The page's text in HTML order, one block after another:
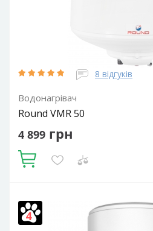
8 відгуків
Водонагрівач
Round VMR 50
4 899 грн
Купити
Мокрий
Потужність ТЕНа, Вт:
Електричний накопичувальний